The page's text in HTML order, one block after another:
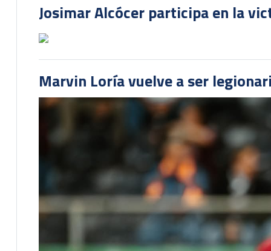
Josimar Alcócer participa en la
Marvin Loría vuelve a ser